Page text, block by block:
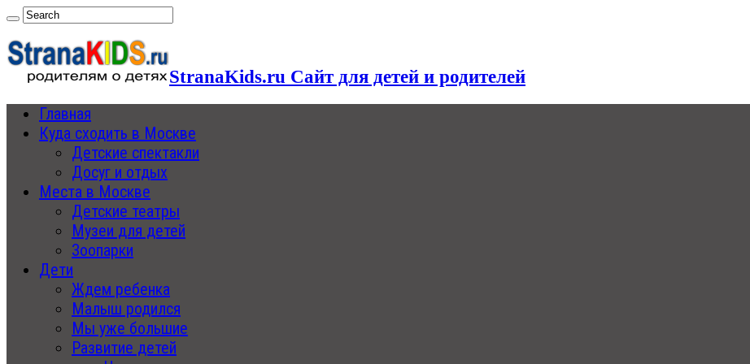
StranaKids.ru Сайт для детей и родителей
Главная
Куда сходить в Москве
Детские спектакли
Досуг и отдых
Места в Москве
Детские театры
Музеи для детей
Зоопарки
Дети
Ждем ребенка
Малыш родился
Мы уже большие
Развитие детей